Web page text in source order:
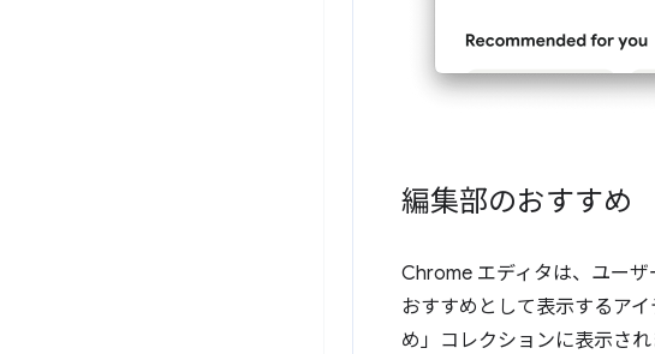
編集部のおすすめ
Chrome エディタは、ユー
おすすめとして表示するア
め」コレクションに表示さ